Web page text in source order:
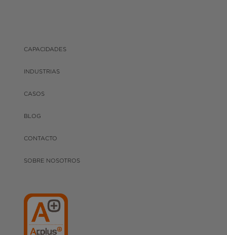
CAPACIDADES
INDUSTRIAS
CASOS
BLOG
CONTACTO
SOBRE NOSOTROS